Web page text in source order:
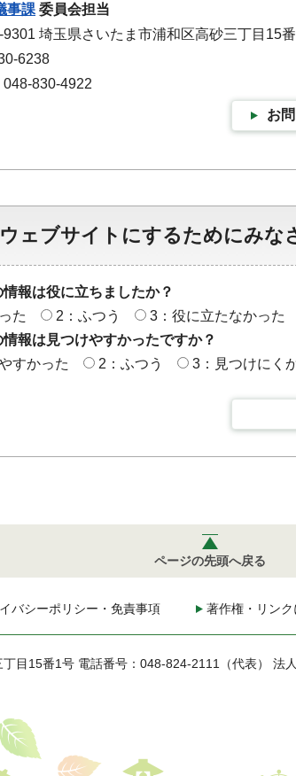
事課 委員会担当
埼玉県さいたま市浦和区高砂三丁目15
6238
830-4922
お
ェブサイトにするためにみな
報は役に立ちましたか？
た
2：ふつう
3：役に立たなかった
報は見つけやすかったですか？
すかった
2：ふつう 3：見つけにく
ページの先頭へ戻る
バシーポリシー・免責事項 著作権・リンク
丁目15番1号 電話番号：048-824-2111（代表） 法